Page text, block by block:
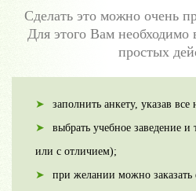
Сделать это можно очень
Для этого Вам необходимо
простых
заполнить анкету, указав
выбрать учебное заведение
или с отличием);
при желании можно